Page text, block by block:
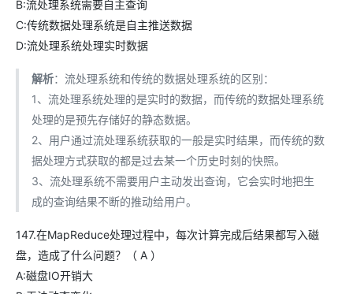
B:流处理系统需要自主查询
C:传统数据处理系统是自主推送数据
D:流处理系统处理实时数据
解析：流处理系统和传统的数据处理系统的区别：
1、流处理系统处理的是实时的数据，而传统的数据处理系统
处理的是预先存储好的静态数据。
2、用户通过流处理系统获取的一般是实时结果，而传统的数
据处理方式获取的都是过去某一个历史时刻的快照。
3、流处理系统不需要用户主动发出查询，它会实时地把生
成的查询结果不断的推动给用户。
147.在MapReduce处理过程中，每次计算完成后结果都写入磁
盘，造成了什么问题？（ A ）
A:磁盘IO开销大